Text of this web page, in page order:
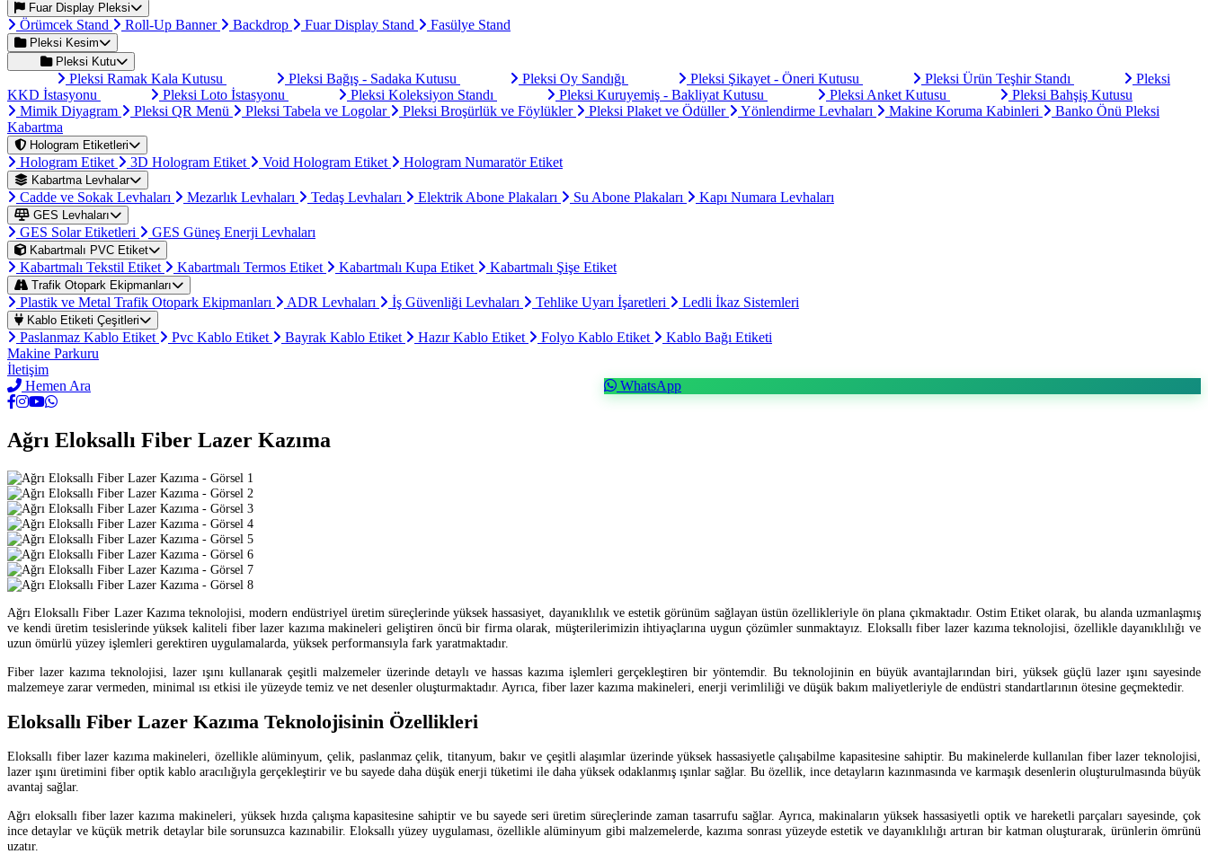
Fuar Display Pleksi
Örümcek Stand Roll-Up Banner Backdrop Fuar Display Stand Fasülye Stand
Pleksi Kesim
Pleksi Kutu
Pleksi Ramak Kala Kutusu Pleksi Bağış - Sadaka Kutusu Pleksi Oy Sandığı Pleksi Şikayet - Öneri Kutusu Pleksi Ürün Teşhir Standı
Pleksi
KKD İstasyonu
Pleksi Loto İstasyonu Pleksi Koleksiyon Standı Pleksi Kuruyemiş - Bakliyat Kutusu Pleksi Anket Kutusu
Pleksi Bahşiş Kutusu
Mimik Diyagram
Pleksi QR Menü Pleksi Tabela ve Logolar Pleksi Broşürlük ve Föylükler Pleksi Plaket ve Ödüller Yönlendirme Levhaları Makine Koruma Kabinleri
Banko Önü Pleksi
Kabartma
Hologram Etiketleri
Hologram Etiket 3D Hologram Etiket Void Hologram Etiket Hologram Numaratör Etiket
Kabartma Levhalar
Cadde ve Sokak Levhaları Mezarlık Levhaları Tedaş Levhaları Elektrik Abone Plakaları Su Abone Plakaları Kapı Numara Levhaları
GES Levhaları
GES Solar Etiketleri GES Güneş Enerji Levhaları
Kabartmalı PVC Etiket
Kabartmalı Tekstil Etiket Kabartmalı Termos Etiket Kabartmalı Kupa Etiket Kabartmalı Şişe Etiket
Trafik Otopark Ekipmanları
Plastik ve Metal Trafik Otopark Ekipmanları ADR Levhaları İş Güvenliği Levhaları Tehlike Uyarı İşaretleri Ledli İkaz Sistemleri
Kablo Etiketi Çeşitleri
Paslanmaz Kablo Etiket Pvc Kablo Etiket Bayrak Kablo Etiket Hazır Kablo Etiket Folyo Kablo Etiket
Kablo Bağı Etiketi
Makine Parkuru
İletişim
Hemen Ara
WhatsApp
Ağrı Eloksallı Fiber Lazer Kazıma
Ağrı Eloksallı Fiber Lazer Kazıma teknolojisi, modern endüstriyel üretim süreçlerinde yüksek hassasiyet, dayanıklılık ve estetik görünüm sağlayan üstün özellikleriyle ön plana çıkmaktadır. Ostim Etiket olarak, bu alanda uzmanlaşmış
ve kendi üretim tesislerinde yüksek kaliteli fiber lazer kazıma makineleri geliştiren öncü bir firma olarak, müşterilerimizin ihtiyaçlarına uygun çözümler sunmaktayız. Eloksallı fiber lazer kazıma teknolojisi, özellikle dayanıklılığı ve
uzun ömürlü yüzey işlemleri gerektiren uygulamalarda, yüksek performansıyla fark yaratmaktadır.
Fiber lazer kazıma teknolojisi, lazer ışını kullanarak çeşitli malzemeler üzerinde detaylı ve hassas kazıma işlemleri gerçekleştiren bir yöntemdir. Bu teknolojinin en büyük avantajlarından biri, yüksek güçlü lazer ışını sayesinde
malzemeye zarar vermeden, minimal ısı etkisi ile yüzeyde temiz ve net desenler oluşturmaktadır. Ayrıca, fiber lazer kazıma makineleri, enerji verimliliği ve düşük bakım maliyetleriyle de endüstri standartlarının ötesine geçmektedir.
Eloksallı Fiber Lazer Kazıma Teknolojisinin Özellikleri
Eloksallı fiber lazer kazıma makineleri, özellikle alüminyum, çelik, paslanmaz çelik, titanyum, bakır ve çeşitli alaşımlar üzerinde yüksek hassasiyetle çalışabilme kapasitesine sahiptir. Bu makinelerde kullanılan fiber lazer teknolojisi,
lazer ışını üretimini fiber optik kablo aracılığıyla gerçekleştirir ve bu sayede daha düşük enerji tüketimi ile daha yüksek odaklanmış ışınlar sağlar. Bu özellik, ince detayların kazınmasında ve karmaşık desenlerin oluşturulmasında büyük
avantaj sağlar.
Ağrı eloksallı fiber lazer kazıma makineleri, yüksek hızda çalışma kapasitesine sahiptir ve bu sayede seri üretim süreçlerinde zaman tasarrufu sağlar. Ayrıca, makinaların yüksek hassasiyetli optik ve hareketli parçaları sayesinde, çok
ince detaylar ve küçük metrik detaylar bile sorunsuzca kazınabilir. Eloksallı yüzey uygulaması, özellikle alüminyum gibi malzemelerde, kazıma sonrası yüzeyde estetik ve dayanıklılığı artıran bir katman oluşturarak, ürünlerin ömrünü
uzatır.